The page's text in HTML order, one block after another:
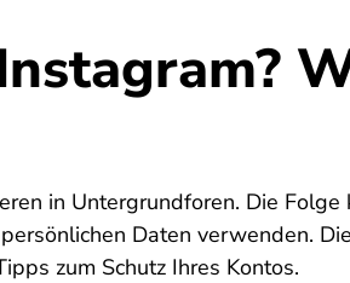
in Untergrundforen. Die Folge
Daten verwenden.
zum Schutz Ihres Kontos.